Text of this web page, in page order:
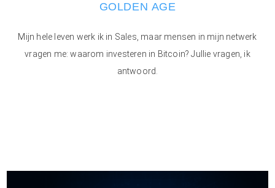
GOLDEN AGE
Mijn hele leven werk ik in Sales, maar mensen in mijn netwerk
vragen me: waarom investeren in Bitcoin? Jullie vragen, ik
antwoord.